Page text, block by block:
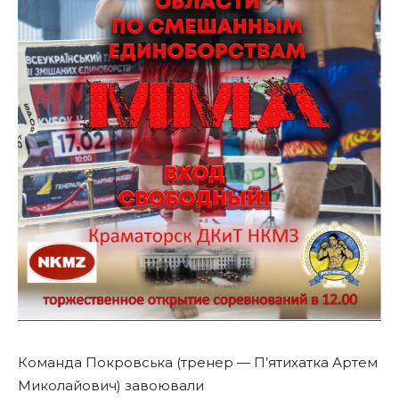
Команда Покровська (тренер — П’ятихатка Артем
Миколайович) завоювали